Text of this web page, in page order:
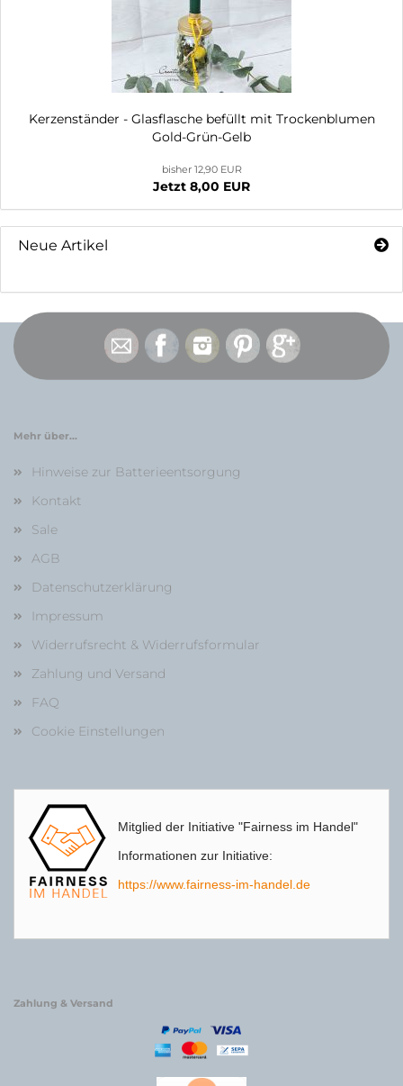
Kerzenständer - Glasflasche befüllt mit Trockenblumen
Gold-Grün-Gelb
bisher 12,90 EUR
Jetzt 8,00 EUR
Neue Artikel
Mehr über...
Hinweise zur Batterieentsorgung
Kontakt
Sale
AGB
Datenschutzerklärung
Impressum
Widerrufsrecht & Widerrufsformular
Zahlung und Versand
FAQ
Cookie Einstellungen
Mitglied der Initiative "Fairness im Handel"
Informationen zur Initiative:
https://www.fairness-im-handel.de
Zahlung & Versand